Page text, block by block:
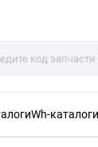
Wh-каталоги